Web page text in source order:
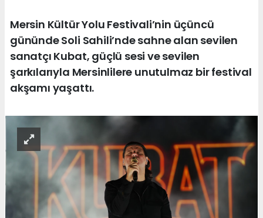
Mersin Kültür Yolu Festivali’nin üçüncü
gününde Soli Sahili’nde sahne alan sevilen
sanatçı Kubat, güçlü sesi ve sevilen
şarkılarıyla Mersinlilere unutulmaz bir festival
akşamı yaşattı.